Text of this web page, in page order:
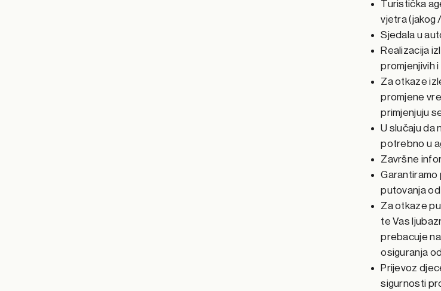
Turistička
vjetra (jakog
Sjedala u
Realizacija
promjenjivih
Za otkaze
promjene
primjenjuju
U slučaju da
potrebno u
Završne
Garantiramo
putovanja
Za otkaze
te Vas
prebacuje
osiguranja
Prijevoz
sigurnosti